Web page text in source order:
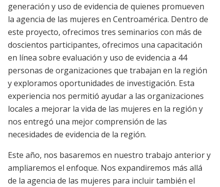
generación y uso de evidencia de quienes promueven
la agencia de las mujeres en Centroamérica. Dentro de
este proyecto, ofrecimos tres seminarios con más de
doscientos participantes, ofrecimos una capacitación
en línea sobre evaluación y uso de evidencia a 44
personas de organizaciones que trabajan en la región
y exploramos oportunidades de investigación. Esta
experiencia nos permitió ayudar a las organizaciones
locales a mejorar la vida de las mujeres en la región y
nos entregó una mejor comprensión de las
necesidades de evidencia de la región.
Este año, nos basaremos en nuestro trabajo anterior y
ampliaremos el enfoque. Nos expandiremos más allá
de la agencia de las mujeres para incluir también el